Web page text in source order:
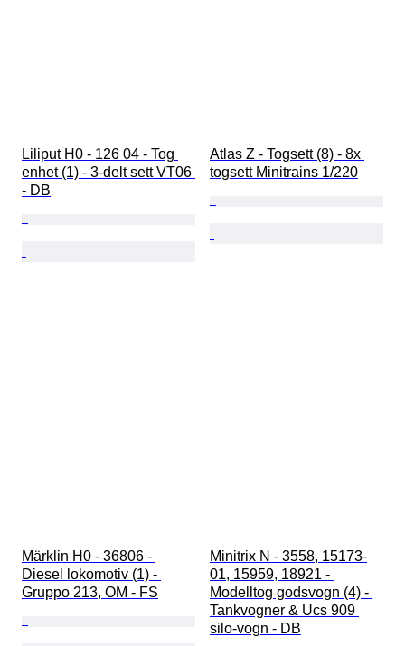
Liliput H0 - 126 04 - Tog
enhet (1) - 3-delt sett VT06
- DB
Atlas Z - Togsett (8) - 8x
togsett Minitrains 1/220
Märklin H0 - 36806 -
Diesel lokomotiv (1) -
Gruppo 213, OM - FS
Minitrix N - 3558, 15173-
01, 15959, 18921 -
Modelltog godsvogn (4) -
Tankvogner & Ucs 909
silo-vogn - DB